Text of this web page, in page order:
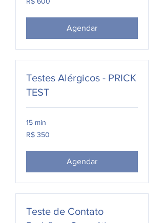
Reais
Agendar
Testes Alérgicos - PRICK
TEST
15 min
350
Reais
R$ 350
Agendar
Teste de Contato